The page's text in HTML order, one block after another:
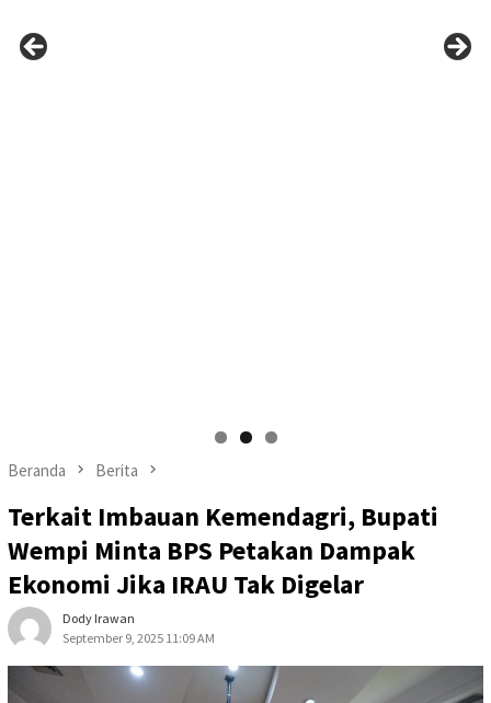
Beranda Berita
Terkait Imbauan Kemendagri, Bupati
Wempi Minta BPS Petakan Dampak
Ekonomi Jika IRAU Tak Digelar
Dody Irawan
September 9, 2025 11:09 AM